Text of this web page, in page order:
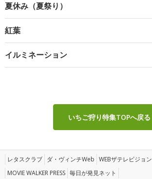
夏休み（夏祭り）
紅葉
イルミネーション
いちご狩り特集TOPへ戻る
レタスクラブ ダ・ヴィンチWeb WEBザテレビジョン
MOVIE WALKER PRESS 毎日が発見ネット